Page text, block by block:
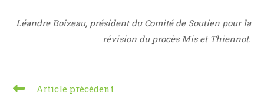
Léandre Boizeau, président du Comité de Soutien pour la
révision du procès Mis et Thiennot.
Read
Article précédent